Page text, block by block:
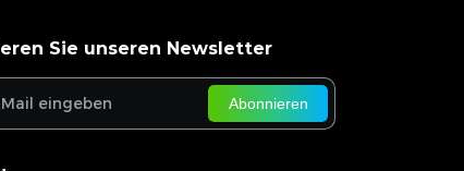
Sie unseren Newsletter
Abonnieren